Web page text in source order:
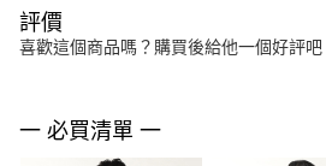
評價
喜歡這個商品嗎？購買後給他一個好評吧
一 必買清單 一